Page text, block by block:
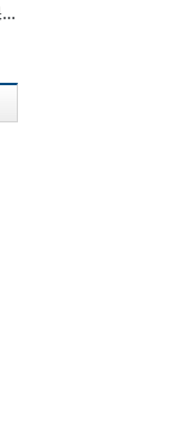
吴息凤：建设符合中国国情的长期护理保险制度